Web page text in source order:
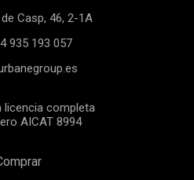
Casp, 46, 2-1A
935 193 057
licencia completa
AICAT 8994